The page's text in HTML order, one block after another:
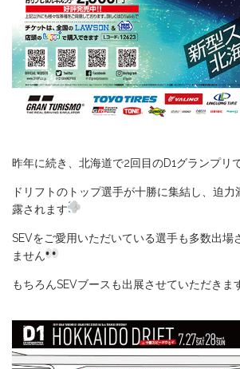
昨年に続き、北海道で2回目のD1グランプリ
ドリフトのトップ選手が十勝に集結し、迫
露されます
SEVをご愛用いただいている選手も多数出場
ません
もちろんSEVブースも出展させていただきま